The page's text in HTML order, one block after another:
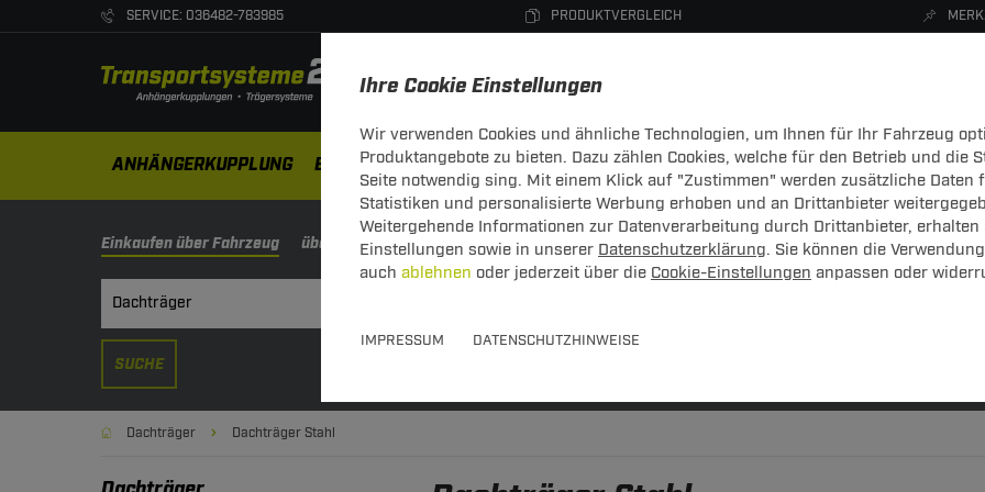
Ihre Cookie Einstellungen
Wir verwenden Cookies und ähnliche Technologien, um Ihnen für Ihr Fahrzeug
Produktangebote zu bieten. Dazu zählen Cookies, welche für den Betrieb und die
Seite notwendig sing. Mit einem Klick auf "Zustimmen" werden zusätzliche Daten
Statistiken und personalisierte Werbung erhoben und an Drittanbieter
Weitergehende Informationen zur Datenverarbeitung durch Drittanbieter, erhalten
Einstellungen sowie in unserer Datenschutzerklärung. Sie können die
auch ablehnen oder jederzeit über die Cookie-Einstellungen anpassen oder
IMPRESSUM DATENSCHUTZHINWEISE
SERVICE: 036482-783985 PRODUKTVERGLEICH
ANHÄNGERKUPPLUNG ELEKTROSÄTZE DACHTRÄGER DACHBOXEN FAHRRADTRÄGER ZUBEHÖR
Einkaufen über Fahrzeug über Schlüsselnummer
SUCHE
Dachträger Dachträger Stahl